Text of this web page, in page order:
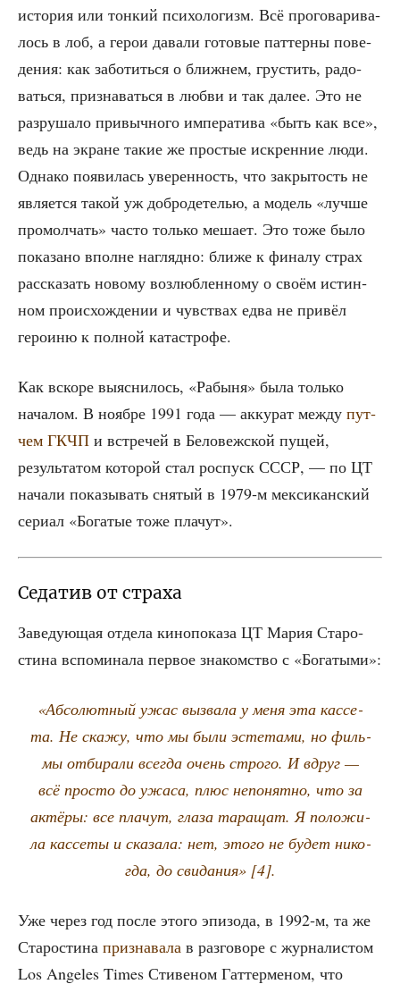
исто­рия или тон­кий пси­хо­ло­гизм. Всё про­го­ва­ри­ва­
лось в лоб, а герои дава­ли гото­вые пат­тер­ны пове­
де­ния: как забо­тить­ся о ближ­нем, гру­стить, радо­
вать­ся, при­зна­вать­ся в люб­ви и так далее. Это не
раз­ру­ша­ло при­выч­но­го импе­ра­ти­ва «быть как все»,
ведь на экране такие же про­стые искрен­ние люди.
Одна­ко появи­лась уве­рен­ность, что закры­тость не
явля­ет­ся такой уж доб­ро­де­те­лью, а модель «луч­ше
про­мол­чать» часто толь­ко меша­ет. Это тоже было
пока­за­но вполне нагляд­но: бли­же к фина­лу страх
рас­ска­зать ново­му воз­люб­лен­но­му о сво­ём истин­
ном про­ис­хож­де­нии и чув­ствах едва не при­вёл
геро­и­ню к пол­ной катастрофе.
Как вско­ре выяс­ни­лось, «Рабы­ня» была толь­ко
нача­лом. В нояб­ре 1991 года — акку­рат меж­ду пут­
чем ГКЧП и встре­чей в Бело­веж­ской пущей,
резуль­та­том кото­рой стал роспуск СССР, — по ЦТ
нача­ли пока­зы­вать сня­тый в 1979‑м мек­си­кан­ский
сери­ал «Бога­тые тоже плачут».
Седатив от страха
Заве­ду­ю­щая отде­ла кино­по­ка­за ЦТ Мария Ста­ро­
сти­на вспо­ми­на­ла пер­вое зна­ком­ство с «Бога­ты­ми»:
«Абсо­лют­ный ужас вызва­ла у меня эта кас­се­
та. Не ска­жу, что мы были эсте­та­ми, но филь­
мы отби­ра­ли все­гда очень стро­го. И вдруг —
всё про­сто до ужа­са, плюс непо­нят­но, что за
актё­ры: все пла­чут, гла­за тара­щат. Я поло­жи­
ла кас­се­ты и ска­за­ла: нет, это­го не будет нико­
гда, до сви­да­ния» [4].
Уже через год после это­го эпи­зо­да, в 1992‑м, та же
Ста­ро­сти­на при­зна­ва­ла в раз­го­во­ре с жур­на­ли­стом
Los Angeles Times Сти­ве­ном Гат­тер­ме­ном, что